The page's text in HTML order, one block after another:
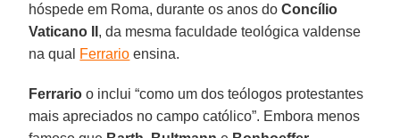
hóspede em Roma, durante os anos doConcílio
Vaticano II , da mesma faculdade teológica valdense
na qual Ferrario ensina.
Ferrario o inclui “como um dos teólogos protestantes
mais apreciados no campo católico”. Embora menos